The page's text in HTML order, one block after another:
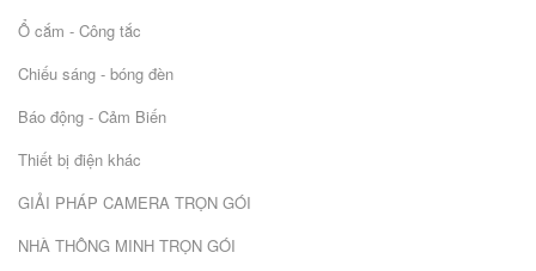
Ổ cắm - Công tắc
Chiếu sáng - bóng đèn
Báo động - Cảm Biến
Thiết bị điện khác
GIẢI PHÁP CAMERA TRỌN GÓI
NHÀ THÔNG MINH TRỌN GÓI